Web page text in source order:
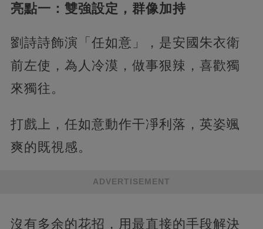
亮點一：雙強設定，群像加持
劉詩詩飾演「任如意」，是安國朱衣衛
前左使，為人冷漠，做事狠辣，喜歡獨
來獨往。
打戲上，任如意動作干凈利落，英姿颯
爽的既視感。
ADVERTISEMENT
沒有多余的花招，用最直接的手段解決